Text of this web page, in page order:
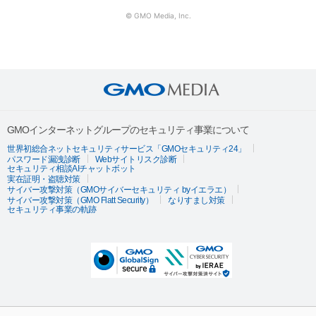
© GMO Media, Inc.
GMOインターネットグループのセキュリティ事業について
世界初総合ネットセキュリティサービス「GMOセキュリティ24」
パスワード漏洩診断
Webサイトリスク診断
セキュリティ相談AIチャットボット
実在証明・盗聴対策
サイバー攻撃対策（GMOサイバーセキュリティ byイエラエ）
サイバー攻撃対策（GMO Flatt Security）
なりすまし対策
セキュリティ事業の軌跡